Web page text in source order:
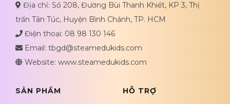
Địa chỉ: Số 208, Đường Bùi Thanh Khiết, KP 3, Thị
trấn Tân Túc, Huyện Bình Chánh, TP. HCM
Điện thoại: 08 98 130 146
Email: tbgd@steamedukids.com
Website: www.steamedukids.com
SẢN PHẨM
HỖ TRỢ